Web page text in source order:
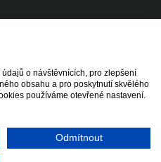
Tvorba www stránek
o návštěvnících, pro zlepšení
obsahu a pro poskytnutí skvělého
používáme otevřené nastavení.
Odmítnout